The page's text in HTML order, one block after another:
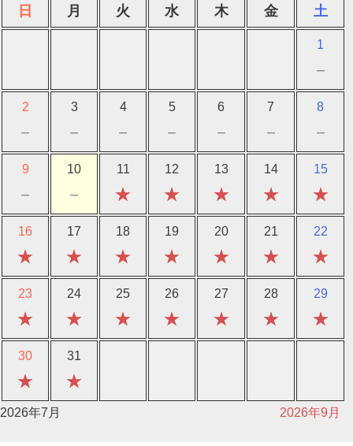
日 月 火 水 木 金 土
1
－
2
－
3
－
4
－
5
－
6
－
7
－
8
－
9
－
10
－
11
★
12
★
13
★
14
★
15
★
16
★
17
★
18
★
19
★
20
★
21
★
22
★
23
★
24
★
25
★
26
★
27
★
28
★
29
★
30
★
31
★
2026年7月 2026年9月